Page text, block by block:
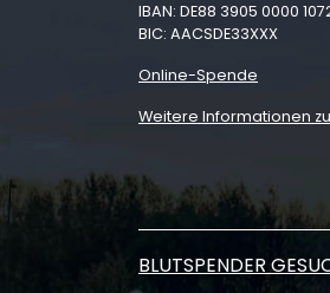
IBAN: DE88 3905 0000
BIC: AACSDE33XXX
Online-Spende
Weitere Informationen
BLUTSPENDER